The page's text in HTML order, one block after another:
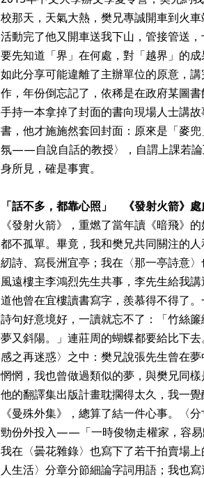
校那天，天氣大熱，樊兄專誠開車到火
活動完了他又開車送我下山，管接管送
要先知道「界」在何處，對「越界」的
如此分享可能違離了主辦單位的原意，
作，年份倒忘記了，依稀是在政府某圖
手持一本拿掉了封面的書向現場人士講
書，他才施施然套回封面：原來是「麥
氛——自說自話的教授〉，自謂上課若
身所見，確是事實。
「話不多，都靠心照」 《發射火箭》處
《發射火箭》，重燃了當年讀《暗飛》
都不孤單。畢竟，我和樊兄共同關注的
紉詩、寫長洲宜亭；我在〈那一亭詩意
風遠樓主李鴻烈先生共事，李先生給我
道他曾在宜樓讀書寫字，羨慕得不得了
詩句好意境好，一讀就忘不了：「竹絲
夢又斜陽。」連莊周的蝴蝶都要給比下
感之再迷惑〉之中：樊兄說張先生曾在
惘惘，我也曾做過類似的夢，與樊兄同
他的翻譯集出版計畫耽擱得太久，我一
《曼殊外集》，總算了結一件心事。〈
勁份外投入——「一時俊物走權家，容
我在〈曇花雜錄〉也寫下了若干拍賣場
人生活〉分章分節細論字詞用語；我也